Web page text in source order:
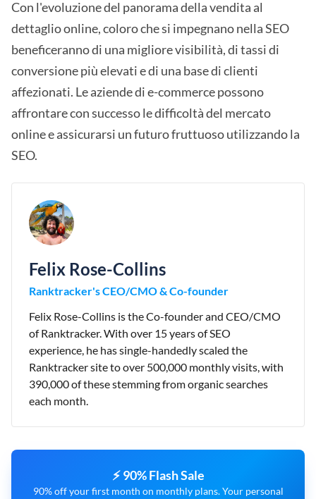
Con l'evoluzione del panorama della vendita al
dettaglio online, coloro che si impegnano nella SEO
beneficeranno di una migliore visibilità, di tassi di
conversione più elevati e di una base di clienti
affezionati. Le aziende di e-commerce possono
affrontare con successo le difficoltà del mercato
online e assicurarsi un futuro fruttuoso utilizzando la
SEO.
Felix Rose-Collins
Ranktracker's CEO/CMO & Co-founder
Felix Rose-Collins is the Co-founder and CEO/CMO
of Ranktracker. With over 15 years of SEO
experience, he has single-handedly scaled the
Ranktracker site to over 500,000 monthly visits, with
390,000 of these stemming from organic searches
each month.
⚡ 90% Flash Sale
90% off your first month on monthly plans. Your personal